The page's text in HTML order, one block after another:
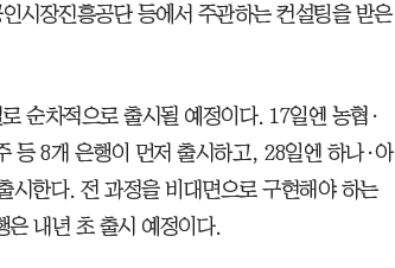
시장진흥공단 등에서 주관하는 컨설팅을 받은
순차적으로 출시될 예정이다. 17일엔 농협·
등 8개 은행이 먼저 출시하고, 28일엔 하나·아
시한다. 전 과정을 비대면으로 구현해야 하는
은 내년 초 출시 예정이다.